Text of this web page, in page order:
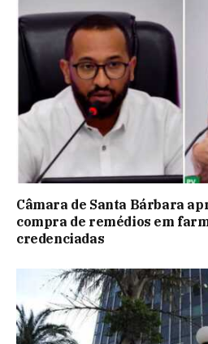
Câmara de Santa Bárbara
compra de remédios em
credenciadas